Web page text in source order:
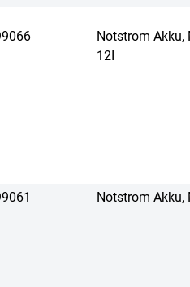
Notstrom
12I
Notstrom Akku,